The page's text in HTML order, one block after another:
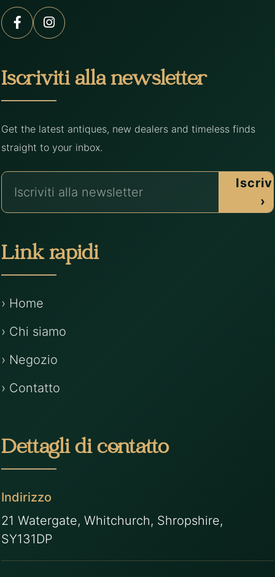
Iscriviti alla newsletter
Get the latest antiques, new dealers and timeless finds
straight to your inbox.
›
Link rapidi
› Home
› Chi siamo
› Negozio
› Contatto
Dettagli di contatto
Indirizzo
21 Watergate, Whitchurch, Shropshire,
SY131DP